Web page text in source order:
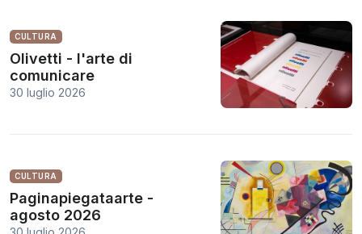
CULTURA
Olivetti - l'arte di
comunicare
30 luglio 2026
CULTURA
Paginapiegataarte -
agosto 2026